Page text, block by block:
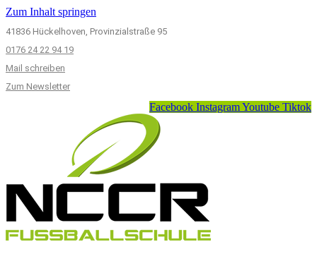
Zum Inhalt springen
41836 Hückelhoven, Provinzialstraße 95
0176 24 22 94 19
Mail schreiben
Zum Newsletter
Facebook InstagramYoutube Tiktok